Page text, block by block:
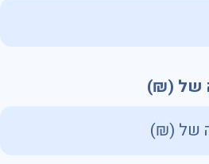
של (₪)